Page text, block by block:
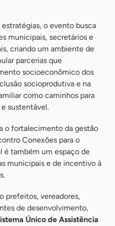
o evento busca
municipais, secretários e
criando um ambiente de
parcerias que
socioeconômico dos
socioprodutiva e na
como caminhos para
sustentável.
o fortalecimento da gestão
Conexões para o
é também um espaço de
municipais e de incentivo à
prefeitos, vereadores,
de desenvolvimento,
Único de Assistência